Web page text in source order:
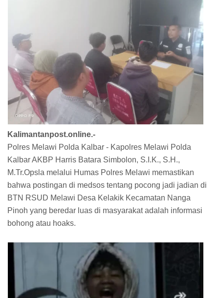
Kalimantanpost.online.-
Polres Melawi Polda Kalbar - Kapolres Melawi Polda
Kalbar AKBP Harris Batara Simbolon, S.I.K., S.H.,
M.Tr.Opsla melalui Humas Polres Melawi memastikan
bahwa postingan di medsos tentang pocong jadi jadian di
BTN RSUD Melawi Desa Kelakik Kecamatan Nanga
Pinoh yang beredar luas di masyarakat adalah informasi
bohong atau hoaks.